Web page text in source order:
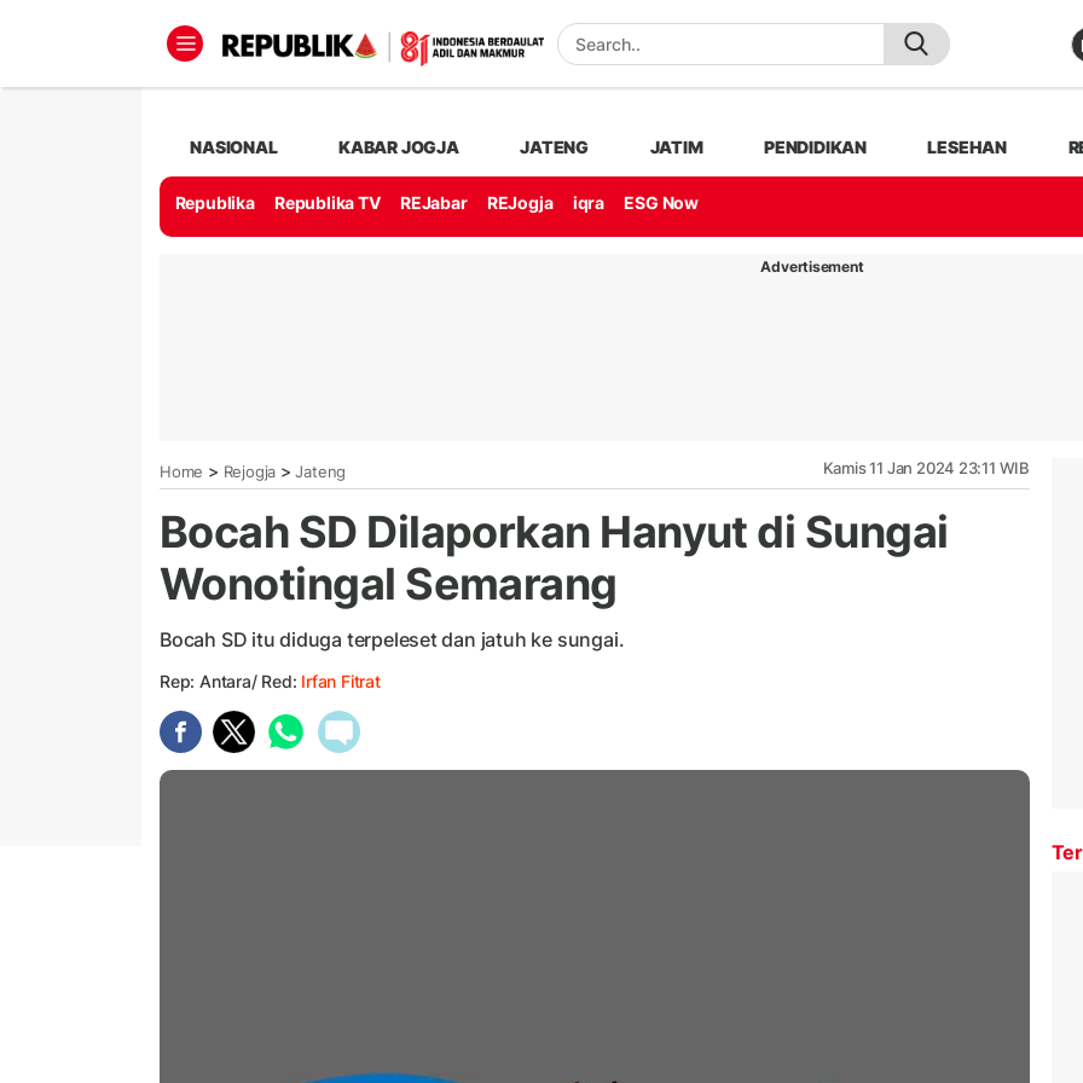
NASIONAL KABAR JOGJA JATENG JATIM PENDIDIKAN LESEHAN
Republika Republika TV REJabar REJogja iqra ESG Now
Advertisement
Home > Rejogja > Jateng Kamis 11 Jan 2024 23:11 WIB
Bocah SD Dilaporkan Hanyut di Sungai
Wonotingal Semarang
Bocah SD itu diduga terpeleset dan jatuh ke sungai.
Rep: Antara/ Red: Irfan Fitrat